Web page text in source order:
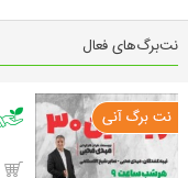
نت‌برگ‌های فعال